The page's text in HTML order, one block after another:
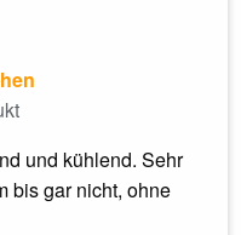
und kühlend. Sehr
bis gar nicht, ohne